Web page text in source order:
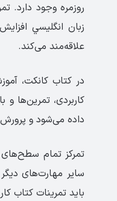
روزمره وجود دارد.
زبان انگليسي
علاقه‌مند می‌کند.
در کتاب کانکت،
کاربردی، تمرین‌ها
داده می‌شود و
تمرکز تمام سطح‌های
باید تمرینات کتاب